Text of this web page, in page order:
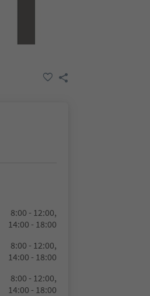
8:00 - 12:00,
14:00 - 18:00
8:00 - 12:00,
14:00 - 18:00
8:00 - 12:00,
14:00 - 18:00